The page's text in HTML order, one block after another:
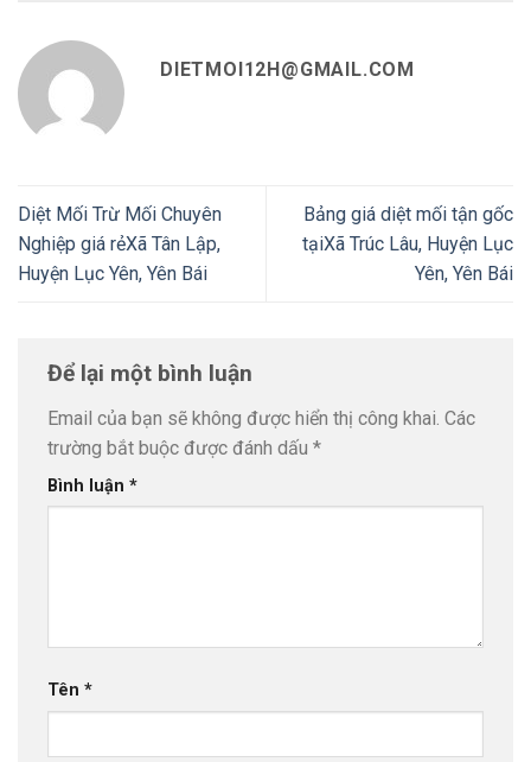
DIETMOI12H@GMAIL.COM
Diệt Mối Trừ Mối Chuyên
Nghiệp giá rẻXã Tân Lập,
Huyện Lục Yên, Yên Bái
Bảng giá diệt mối tận gốc
tạiXã Trúc Lâu, Huyện Lục
Yên, Yên Bái
Để lại một bình luận
Email của bạn sẽ không được hiển thị công khai. Các
trường bắt buộc được đánh dấu *
Bình luận *
Tên *